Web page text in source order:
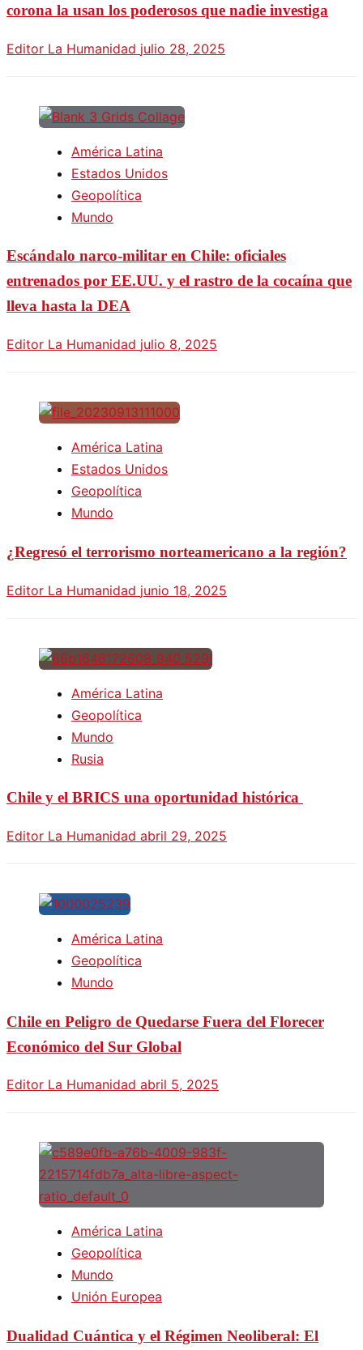
corona la usan los poderosos que nadie investiga
Editor La Humanidad julio 28, 2025
América Latina
Estados Unidos
Geopolítica
Mundo
Escándalo narco-militar en Chile: oficiales
entrenados por EE.UU. y el rastro de la cocaína que
lleva hasta la DEA
Editor La Humanidad julio 8, 2025
América Latina
Estados Unidos
Geopolítica
Mundo
¿Regresó el terrorismo norteamericano a la región?
Editor La Humanidad junio 18, 2025
América Latina
Geopolítica
Mundo
Rusia
Chile y el BRICS una oportunidad histórica
Editor La Humanidad abril 29, 2025
América Latina
Geopolítica
Mundo
Chile en Peligro de Quedarse Fuera del Florecer
Económico del Sur Global
Editor La Humanidad abril 5, 2025
América Latina
Geopolítica
Mundo
Unión Europea
Dualidad Cuántica y el Régimen Neoliberal: El